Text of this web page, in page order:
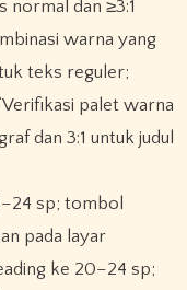
normal dan ≥3:1
warna yang
teks reguler;
palet warna
dan 3:1 untuk judul
sp; tombol
pada layar
ke 20–24 sp;